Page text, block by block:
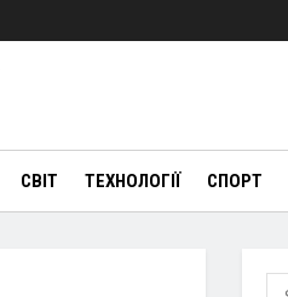
СВІТ ТЕХНОЛОГІЇ СПОРТ